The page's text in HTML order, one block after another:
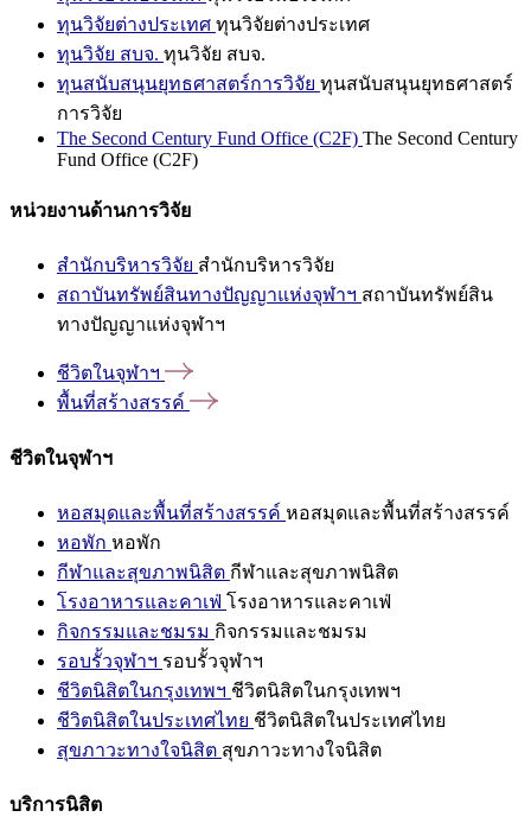
ทุนวิจัยต่างประเทศ ทุนวิจัยต่างประเทศ
ทุนวิจัย สบจ. ทุนวิจัย สบจ.
ทุนสนับสนุนยุทธศาสตร์การวิจัย ทุนสนับสนุนยุทธศาสตร์
การวิจัย
The Second Century Fund Office (C2F) The Second Century
Fund Office (C2F)
หน่วยงานด้านการวิจัย
สำนักบริหารวิจัย สำนักบริหารวิจัย
สถาบันทรัพย์สินทางปัญญาแห่งจุฬาฯ สถาบันทรัพย์สิน
ทางปัญญาแห่งจุฬาฯ
ชีวิตในจุฬาฯ
พื้นที่สร้างสรรค์
ชีวิตในจุฬาฯ
หอสมุดและพื้นที่สร้างสรรค์ หอสมุดและพื้นที่สร้างสรรค์
หอพัก หอพัก
กีฬาและสุขภาพนิสิต กีฬาและสุขภาพนิสิต
โรงอาหารและคาเฟ่ โรงอาหารและคาเฟ่
กิจกรรมและชมรม กิจกรรมและชมรม
รอบรั้วจุฬาฯ รอบรั้วจุฬาฯ
ชีวิตนิสิตในกรุงเทพฯ ชีวิตนิสิตในกรุงเทพฯ
ชีวิตนิสิตในประเทศไทย ชีวิตนิสิตในประเทศไทย
สุขภาวะทางใจนิสิต สุขภาวะทางใจนิสิต
บริการนิสิต